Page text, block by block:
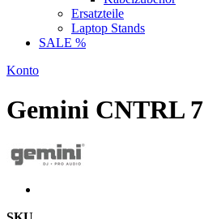
Ersatzteile
Laptop Stands
SALE %
Konto
Gemini CNTRL 7